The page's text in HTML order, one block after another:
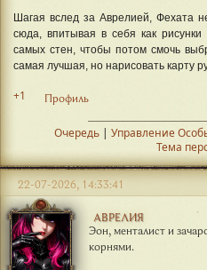
Шагая вслед за Аврелией, Фехата
сюда, впитывая в себя как
самых стен, чтобы потом смочь
самая лучшая, но нарисовать карту
+1 Профиль
Очередь | Управление
Тема
АВРЕЛИЯ
Эон, менталист и
корнями.
22-07-2026, 14:33:41